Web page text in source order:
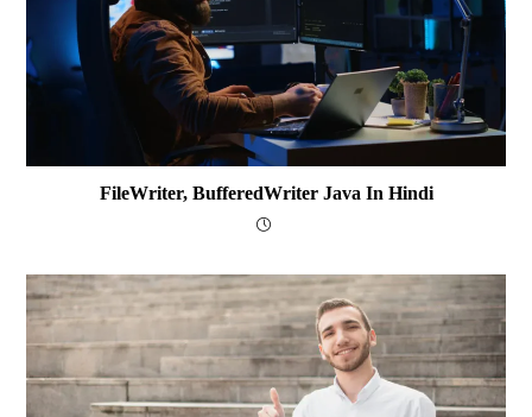
FileWriter, BufferedWriter Java In Hindi